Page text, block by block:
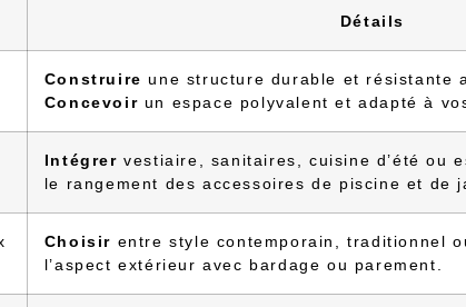
Détails
Construire une structure durable et résistante
Concevoir un espace polyvalent et adapté à
Intégrer vestiaire, sanitaires, cuisine d’été ou
le rangement des accessoires de piscine et de
Choisir entre style contemporain, traditionnel
l’aspect extérieur avec bardage ou parement.